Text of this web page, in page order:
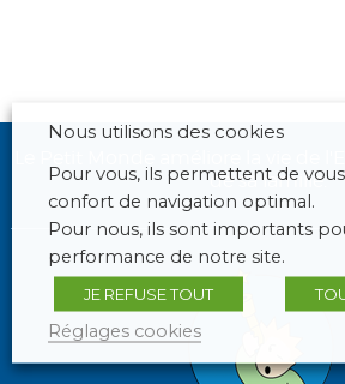
de sa famille.
Nous utilisons des cookies
Pour vous, ils permettent de
confort de navigation optimal.
Pour nous, ils sont importants
performance de notre site.
JE REFUSE TOUT
Réglages cookies